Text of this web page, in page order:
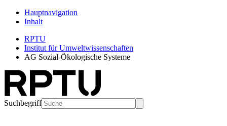
Hauptnavigation
Inhalt
RPTU
Institut für Umweltwissenschaften
AG Sozial-Ökologische Systeme
Suchbegriff